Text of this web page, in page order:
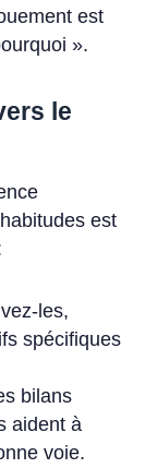
est
».
le
est
les,
spécifiques
bilans
aident à
voie.